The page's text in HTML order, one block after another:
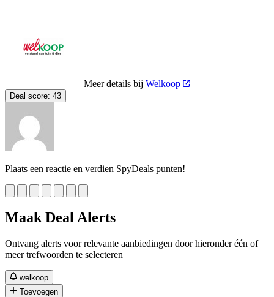
Meer details bij Welkoop
Deal score: 43
Plaats een reactie en verdien SpyDeals punten!
Maak Deal Alerts
Ontvang alerts voor relevante aanbiedingen door hieronder één of
meer trefwoorden te selecteren
welkoop
Toevoegen